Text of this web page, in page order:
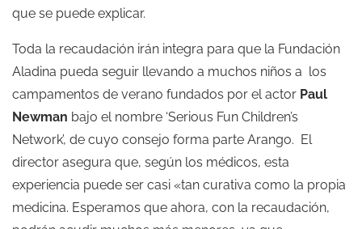
que se puede explicar.
Toda la recaudación irán integra para que la Fundación
Aladina pueda seguir llevando a muchos niños a los
campamentos de verano fundados por el actor Paul
Newman bajo el nombre ‘Serious Fun Children’s
Network’, de cuyo consejo forma parte Arango. El
director asegura que, según los médicos, esta
experiencia puede ser casi «tan curativa como la propia
medicina. Esperamos que ahora, con la recaudación,